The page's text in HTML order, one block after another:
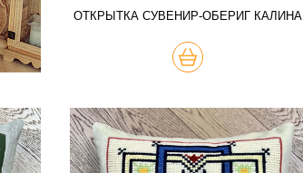
ОТКРЫТКА СУВЕНИР-ОБЕРИГ КАЛИНА
КУПИТЬ